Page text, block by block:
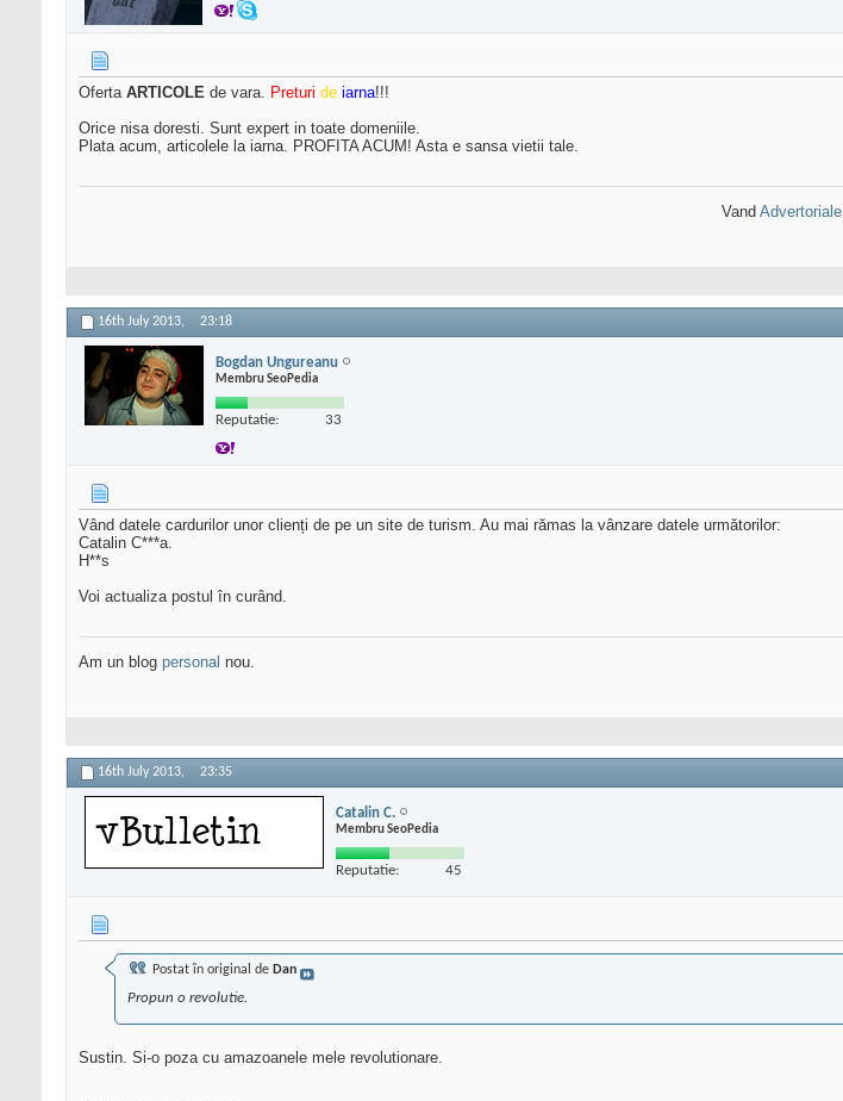
Oferta ARTICOLE de vara. Preturi de iarna!!!
Orice nisa doresti. Sunt expert in toate domeniile.
Plata acum, articolele la iarna. PROFITA ACUM! Asta e sansa vietii tale.
Vand Advertoriale
16th July 2013, 23:18
Bogdan Ungureanu
Membru SeoPedia
Reputatie: 33
Vând datele cardurilor unor clienți de pe un site de turism. Au mai rămas la vânzare datele următorilor:
Catalin C***a.
H**s
Voi actualiza postul în curând.
Am un blog personal nou.
16th July 2013, 23:35
Catalin C.
Membru SeoPedia
Reputatie: 45
Postat în original de Dan
Propun o revolutie.
Sustin. Si-o poza cu amazoanele mele revolutionare.